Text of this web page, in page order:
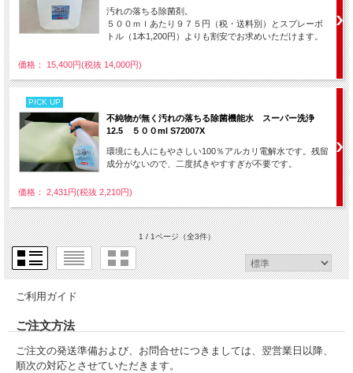
汚れの落ちる除菌剤。
５００ｍｌあたり９７５円（税・送料別）とスプレーボ
トル（1本1,200円）よりも割安でお求めいただけます。
価格： 15,400円(税抜 14,000円)
PICK UP
不純物が無く汚れの落ちる除菌機能水 スーパー洗浄
12.5 ５００ml S72007X
環境にも人にもやさしい100％アルカリ電解水です。残留
成分がないので、二度拭きやすすぎが不要です。
価格： 2,431円(税抜 2,210円)
1 / 1ページ（全3件）
ご利用ガイド
ご注文方法
ご注文の発送準備および、お問合せにつきましては、翌営業日以降、
順次の対応とさせていただきます。